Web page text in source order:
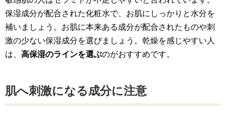
保湿成分が配合された化粧水で、お肌にしっかりと水分を
補いましょう。お肌に本来ある成分が配合されたものや刺
激の少ない保湿成分を選びましょう。乾燥を感じやすい人
は、 高保湿のラインを選ぶのがおすすめです。
肌へ刺激になる成分に注意